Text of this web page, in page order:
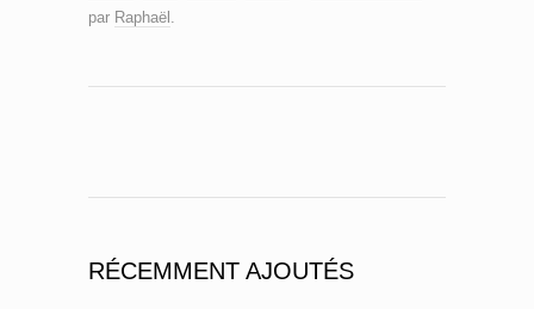
par Raphaël
RÉCEMMENT AJOUTÉS